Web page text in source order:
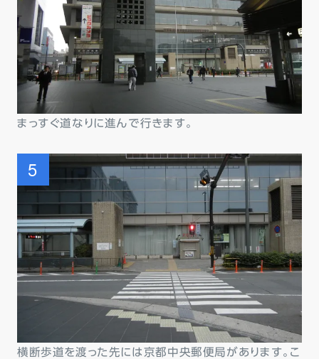
まっすぐ道なりに進んで行きます。
横断歩道を渡った先には京都中央郵便局があります。こ